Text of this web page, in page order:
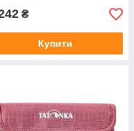
₴
Купити